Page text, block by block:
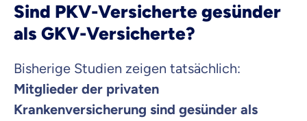
Sind PKV-Versicherte gesünder
als GKV-Versicherte?
Bisherige Studien zeigen tatsächlich:
Mitglieder der privaten
Krankenversicherung sind gesünder als